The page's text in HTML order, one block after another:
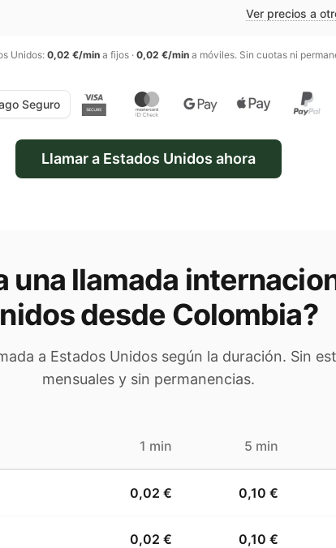
Ver precios a
Unidos: 0,02 €/mina fijos· 0,02 €/mina móviles. Sin cuotas ni
Seguro
Llamar a Estados Unidos ahora
una llamada
desde Colombia?
a Estados Unidossegún la duración. Sin
mensuales y sin permanencias.
1 min 5 min
0,02 € 0,10 €
0,02 € 0,10 €